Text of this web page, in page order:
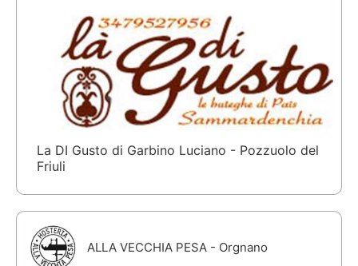
La DI Gusto di Garbino Luciano - Pozzuolo del
Friuli
ALLA VECCHIA PESA - Orgnano